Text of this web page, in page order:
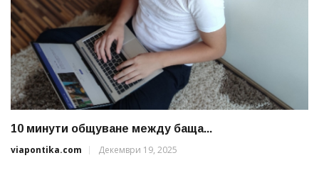
10 минути общуване между баща...
viapontika.com
Декември 19, 2025